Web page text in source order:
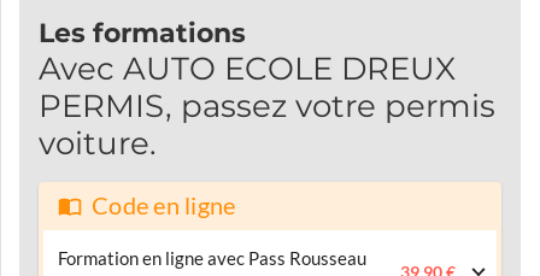
Les formations
Avec AUTO ECOLE DREUX
PERMIS, passez votre permis
voiture.
Code en ligne
Formation en ligne avec Pass Rousseau
39.90 €